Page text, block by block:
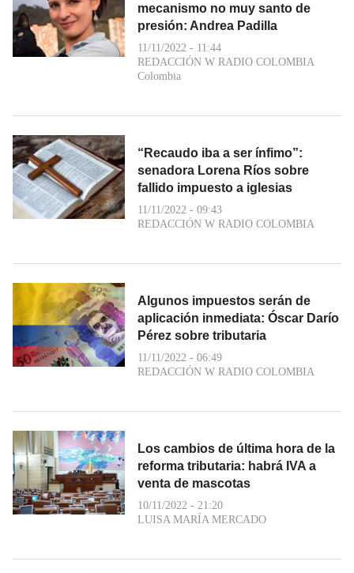
mecanismo no muy santo de
presión: Andrea Padilla
11/11/2022 - 11:44
REDACCIÓN W RADIO COLOMBIA
Colombia
“Recaudo iba a ser ínfimo”:
senadora Lorena Ríos sobre
fallido impuesto a iglesias
11/11/2022 - 09:43
REDACCIÓN W RADIO COLOMBIA
Algunos impuestos serán de
aplicación inmediata: Óscar Darío
Pérez sobre tributaria
11/11/2022 - 06:49
REDACCIÓN W RADIO COLOMBIA
Los cambios de última hora de la
reforma tributaria: habrá IVA a
venta de mascotas
10/11/2022 - 21:20
LUISA MARÍA MERCADO